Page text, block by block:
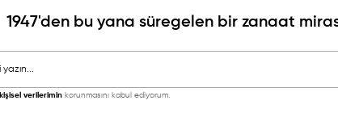
1947'den bu yana süregelen bir zanaat
kişisel verilerimin korunmasını kabul ediyorum.